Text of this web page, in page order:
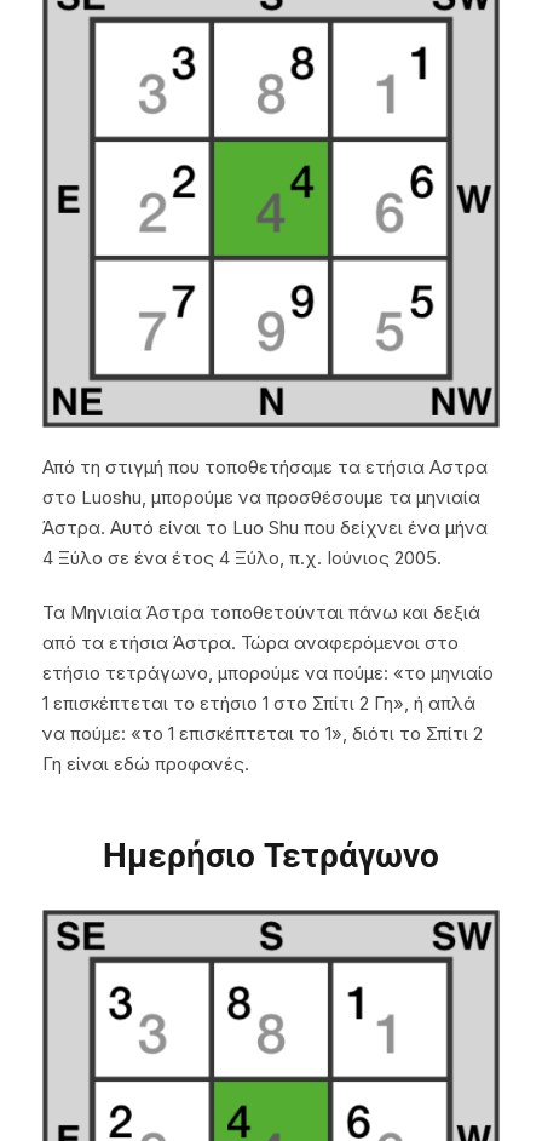
Από τη στιγμή που τοποθετήσαμε τα ετήσια Αστρα
στο Luoshu, μπορούμε να προσθέσουμε τα μηνιαία
Άστρα. Αυτό είναι το Luo Shu που δείχνει ένα μήνα
4 Ξύλο σε ένα έτος 4 Ξύλο, π.χ. Ιούνιος 2005.
Τα Μηνιαία Άστρα τοποθετούνται πάνω και δεξιά
από τα ετήσια Άστρα. Τώρα αναφερόμενοι στο
ετήσιο τετράγωνο, μπορούμε να πούμε: «το μηνιαίο
1 επισκέπτεται το ετήσιο 1 στο Σπίτι 2 Γη», ή απλά
να πούμε: «το 1 επισκέπτεται το 1», διότι το Σπίτι 2
Γη είναι εδώ προφανές.
Ημερήσιο Τετράγωνο